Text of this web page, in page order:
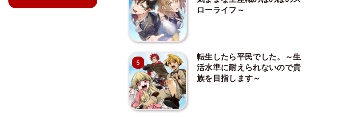
ローライフ～
5
転生したら平民でした。～生
活水準に耐えられないので貴
族を目指します～